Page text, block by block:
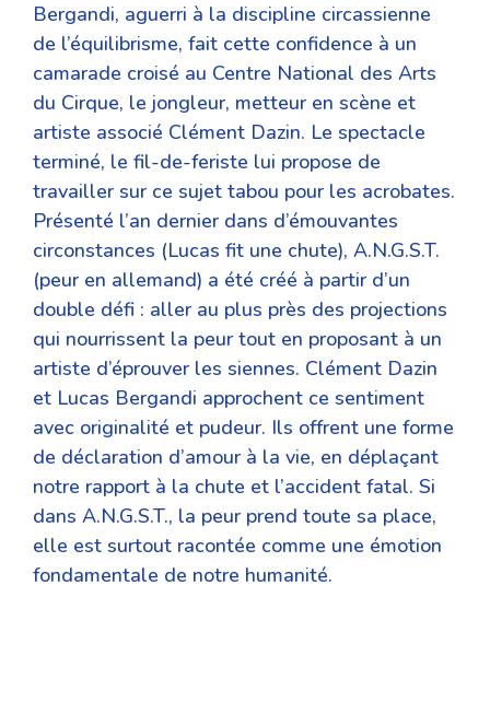
Bergandi, aguerri à la discipline circassienne
de l’équilibrisme, fait cette confidence à un
camarade croisé au Centre National des Arts
du Cirque, le jongleur, metteur en scène et
artiste associé Clément Dazin. Le spectacle
terminé, le fil-de-feriste lui propose de
travailler sur ce sujet tabou pour les acrobates.
Présenté l’an dernier dans d’émouvantes
circonstances (Lucas fit une chute), A.N.G.S.T.
(peur en allemand) a été créé à partir d’un
double défi : aller au plus près des projections
qui nourrissent la peur tout en proposant à un
artiste d’éprouver les siennes. Clément Dazin
et Lucas Bergandi approchent ce sentiment
avec originalité et pudeur. Ils offrent une forme
de déclaration d’amour à la vie, en déplaçant
notre rapport à la chute et l’accident fatal. Si
dans A.N.G.S.T., la peur prend toute sa place,
elle est surtout racontée comme une émotion
fondamentale de notre humanité.